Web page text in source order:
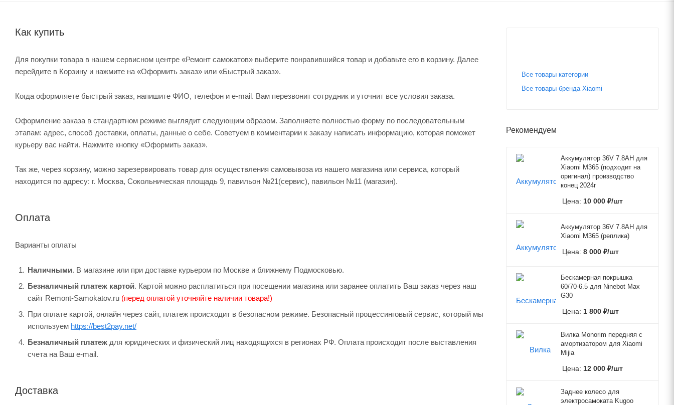
Как купить
Для покупки товара в нашем сервисном центре «Ремонт самокатов» выберите понравившийся товар и добавьте его в корзину. Далее
перейдите в Корзину и нажмите на «Оформить заказ» или «Быстрый заказ».
Когда оформляете быстрый заказ, напишите ФИО, телефон и e-mail. Вам перезвонит сотрудник и уточнит все условия заказа.
Оформление заказа в стандартном режиме выглядит следующим образом. Заполняете полностью форму по последовательным
этапам: адрес, способ доставки, оплаты, данные о себе. Советуем в комментарии к заказу написать информацию, которая поможет
курьеру вас найти. Нажмите кнопку «Оформить заказ».
Так же, через корзину, можно зарезервировать товар для осуществления самовывоза из нашего магазина или сервиса, который
находится по адресу: г. Москва, Сокольническая площадь 9, павильон №21(сервис), павильон №11 (магазин).
Оплата
Варианты оплаты
Наличными. В магазине или при доставке курьером по Москве и ближнему Подмосковью.
Безналичный платеж картой. Картой можно расплатиться при посещении магазина или заранее оплатить Ваш заказ через наш
сайт Remont-Samokatov.ru (перед оплатой уточняйте наличии товара!)
При оплате картой, онлайн через сайт, платеж происходит в безопасном режиме. Безопасный процессинговый сервис, который мы
используем https://best2pay.net/
Безналичный платеж для юридических и физический лиц находящихся в регионах РФ. Оплата происходит после выставления
счета на Ваш e-mail.
Доставка
Все товары категории
Все товары бренда Xiaomi
Рекомендуем
Аккумулятор 36V 7.8AH для
Xiaomi M365 (подходит на
оригинал) производство
конец 2024г
Цена: 10 000 ₽/шт
Аккумулятор 36V 7.8AH для
Xiaomi M365 (реплика)
Цена: 8 000 ₽/шт
Бескамерная покрышка
60/70-6.5 для Ninebot Max
G30
Цена: 1 800 ₽/шт
Вилка Monorim передняя с
амортизатором для Xiaomi
Mijia
Цена: 12 000 ₽/шт
Заднее колесо для
электросамоката Kugoo